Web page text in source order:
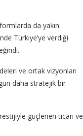
da yakın
Türkiye’ye verdiği
ve ortak vizyonları
daha stratejik bir
güçlenen ticari ve